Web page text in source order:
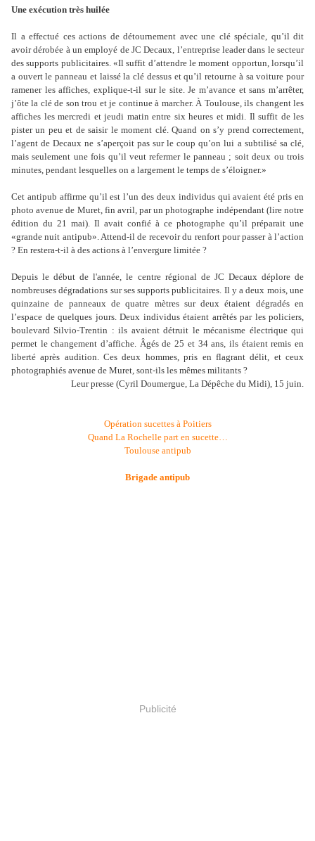
Une exécution très huilée
Il a effectué ces actions de détournement avec une clé spéciale, qu’il dit
avoir dérobée à un employé de JC Decaux, l’entreprise leader dans le secteur
des supports publicitaires. «Il suffit d’attendre le moment opportun, lorsqu’il
a ouvert le panneau et laissé la clé dessus et qu’il retourne à sa voiture pour
ramener les affiches, explique-t-il sur le site. Je m’avance et sans m’arrêter,
j’ôte la clé de son trou et je continue à marcher. À Toulouse, ils changent les
affiches les mercredi et jeudi matin entre six heures et midi. Il suffit de les
pister un peu et de saisir le moment clé. Quand on s’y prend correctement,
l’agent de Decaux ne s’aperçoit pas sur le coup qu’on lui a subtilisé sa clé,
mais seulement une fois qu’il veut refermer le panneau ; soit deux ou trois
minutes, pendant lesquelles on a largement le temps de s’éloigner.»
Cet antipub affirme qu’il est l’un des deux individus qui avaient été pris en
photo avenue de Muret, fin avril, par un photographe indépendant (lire notre
édition du 21 mai). Il avait confié à ce photographe qu’il préparait une
«grande nuit antipub». Attend-il de recevoir du renfort pour passer à l’action
? En restera-t-il à des actions à l’envergure limitée ?
Depuis le début de l'année, le centre régional de JC Decaux déplore de
nombreuses dégradations sur ses supports publicitaires. Il y a deux mois, une
quinzaine de panneaux de quatre mètres sur deux étaient dégradés en
l’espace de quelques jours. Deux individus étaient arrêtés par les policiers,
boulevard Silvio-Trentin : ils avaient détruit le mécanisme électrique qui
permet le changement d’affiche. Âgés de 25 et 34 ans, ils étaient remis en
liberté après audition. Ces deux hommes, pris en flagrant délit, et ceux
photographiés avenue de Muret, sont-ils les mêmes militants ?
Leur presse (Cyril Doumergue, La Dépêche du Midi), 15 juin.
Opération sucettes à Poitiers
Quand La Rochelle part en sucette…
Toulouse antipub
Brigade antipub
Publicité